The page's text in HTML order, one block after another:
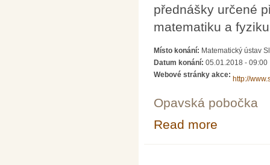
přednášky určené
matematiku a
Místo konání: Matematický ústav
Datum konání: 05.01.2018 - 09:00
Webové stránky akce:
http://
Opavská pobočka
Read more